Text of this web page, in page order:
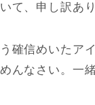
て、申し訳あり
確信めいたア
んなさい。一